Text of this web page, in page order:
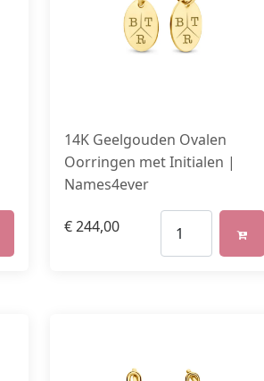
14K Geelgouden Ovalen
Oorringen met Initialen |
Names4ever
€244,00